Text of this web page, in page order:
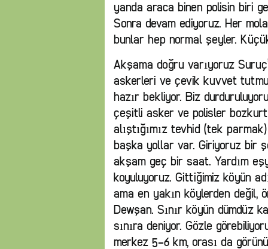
yanda araca binen polisin biri
Sonra devam ediyoruz. Her
bunlar hep normal şeyler.
Akşama doğru varıyoruz
askerleri ve çevik kuvvet
hazır bekliyor. Biz
çeşitli asker ve polisler bozkurt
alıştığımız tevhid (tek
başka yollar var. Giriyoruz bir
akşam geç bir saat. Yardım
koyuluyoruz. Gittiğimiz köyün
ama en yakın köylerden değil,
Dewşan. Sınır köyün dümdüz
sınıra deniyor. Gözle
merkez 5-6 km, orası da